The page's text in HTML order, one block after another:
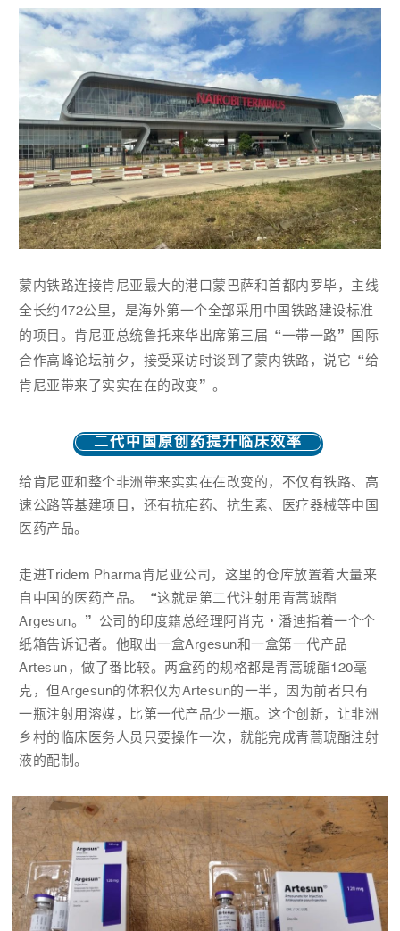
蒙内铁路连接肯尼亚最大的港口蒙巴萨和首都内罗毕，主线
全长约472公里，是海外第一个全部采用中国铁路建设标准
的项目。肯尼亚总统鲁托来华出席第三届“一带一路”国际
合作高峰论坛前夕，接受采访时谈到了蒙内铁路，说它“给
肯尼亚带来了实实在在的改变”。
二代中国原创药提升临床效率
给肯尼亚和整个非洲带来实实在在改变的，不仅有铁路、高
速公路等基建项目，还有抗疟药、抗生素、医疗器械等中国
医药产品。
走进Tridem Pharma肯尼亚公司，这里的仓库放置着大量来
自中国的医药产品。“这就是第二代注射用青蒿琥酯
Argesun。”公司的印度籍总经理阿肖克·潘迪指着一个个
纸箱告诉记者。他取出一盒Argesun和一盒第一代产品
Artesun，做了番比较。两盒药的规格都是青蒿琥酯120毫
克，但Argesun的体积仅为Artesun的一半，因为前者只有
一瓶注射用溶媒，比第一代产品少一瓶。这个创新，让非洲
乡村的临床医务人员只要操作一次，就能完成青蒿琥酯注射
液的配制。